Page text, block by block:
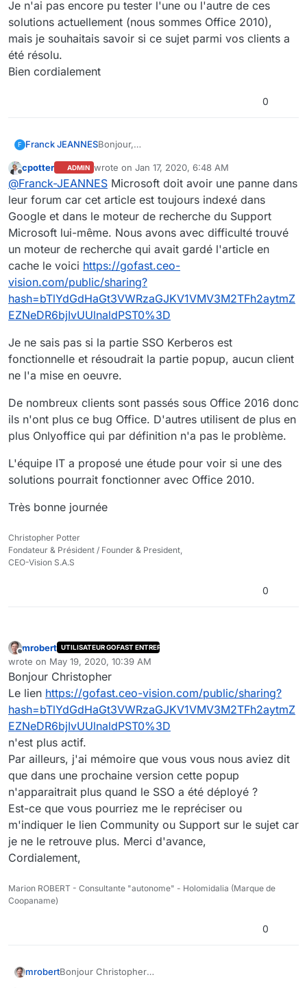
Je n'ai pas encore pu tester l'une ou l'autre de ces
solutions actuellement (nous sommes Office 2010),
mais je souhaitais savoir si ce sujet parmi vos clients a
été résolu.
Bien cordialement
0
F Franck JEANNESBonjour,
POTTER n'est plus valide chez Microsoft.
Auriez-vous eu l'opportunité de conserver le
contenu de cette page ?
J'ai trouvé en parallèle ce contenu
( https://stackoverflow.com/questions/398704
94/remove-windows-security-authentication-
screen-when-using-edit-in-microsoft-offi
)qui donne des réponses à cette
problématique de remontée de popup
d'authentification suivant le type d'Office
considéré lorsque nous cherchons à éditer
un document sur notre PC :
Office 2013 :
https://docs.alfresco.com/5.1/concepts/
auth-kerberos-clientconfig.html
Office 2016 :
https://blog.littleimpact.de/2018/09/22/al
fresco-kerberos-and-office-2016-
credential-pop-ups/
Je n'ai pas encore pu tester l'une ou l'autre
de ces solutions actuellement (nous sommes
Office 2010), mais je souhaitais savoir si ce
sujet parmi vos clients a été résolu.
Bien cordialement
Offline
cpotter ADMIN wrote on Jan 17, 2020, 6:48 AM
last edited by
@Franck-JEANNES Microsoft doit avoir une panne dans
leur forum car cet article est toujours indexé dans
Google et dans le moteur de recherche du Support
Microsoft lui-même. Nous avons avec difficulté trouvé
un moteur de recherche qui avait gardé l'article en
cache le voici https://gofast.ceo-
vision.com/public/sharing?
hash=bTlYdGdHaGt3VWRzaGJKV1VMV3M2TFh2aytmZ
EZNeDR6bjIvUUlnaldPST0%3D
Je ne sais pas si la partie SSO Kerberos est
fonctionnelle et résoudrait la partie popup, aucun client
ne l'a mise en oeuvre.
De nombreux clients sont passés sous Office 2016 donc
ils n'ont plus ce bug Office. D'autres utilisent de plus en
plus Onlyoffice qui par définition n'a pas le problème.
L'équipe IT a proposé une étude pour voir si une des
solutions pourrait fonctionner avec Office 2010.
Très bonne journée
Christopher Potter
Fondateur & Président / Founder & President,
CEO-Vision S.A.S
0
Offline
mrobert UTILISATEUR GOFAST ENTREPRISE
wrote on May 19, 2020, 10:39 AM
last edited by
Bonjour Christopher
Le lien https://gofast.ceo-vision.com/public/sharing?
hash=bTlYdGdHaGt3VWRzaGJKV1VMV3M2TFh2aytmZ
EZNeDR6bjIvUUlnaldPST0%3D
n'est plus actif.
Par ailleurs, j'ai mémoire que vous vous nous aviez dit
que dans une prochaine version cette popup
n'apparaitrait plus quand le SSO a été déployé ?
Est-ce que vous pourriez me le repréciser ou
m'indiquer le lien Community ou Support sur le sujet car
je ne le retrouve plus. Merci d'avance,
Cordialement,
Marion ROBERT - Consultante "autonome" - Holomidalia (Marque de
Coopaname)
0
mrobertBonjour Christopher